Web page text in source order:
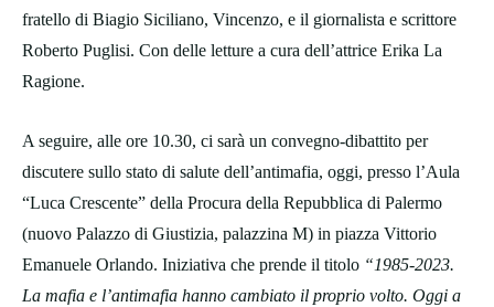
fratello di Biagio Siciliano, Vincenzo, e il giornalista e scrittore
Roberto Puglisi. Con delle letture a cura dell’attrice Erika La
Ragione.
A seguire, alle ore 10.30, ci sarà un convegno-dibattito per
discutere sullo stato di salute dell’antimafia, oggi, presso l’Aula
“Luca Crescente” della Procura della Repubblica di Palermo
(nuovo Palazzo di Giustizia, palazzina M) in piazza Vittorio
Emanuele Orlando. Iniziativa che prende il titolo “1985-2023.
La mafia e l’antimafia hanno cambiato il proprio volto. Oggi a